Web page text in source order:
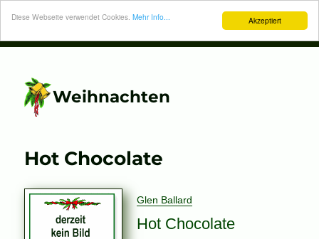
Akzeptiert
Diese Webseite verwendet Cookies. Mehr Info...
Weihnachten
Hot Chocolate
Glen Ballard
Hot Chocolate